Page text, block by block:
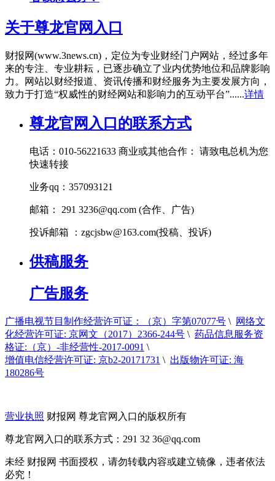
关于尊龙官网入口
财报网(www.3news.cn)，定位为专业财经门户网站，经过多年
来的专注、专业耕耘，已逐步确立了业内优势地位和品牌影响
力。网站以财经报道、资讯传播和财经服务为主要发展方向，
致力于打造“权威性的财经网站和影响力的互动平台”......详情
尊龙官网入口的联系方式
电话：010-56221633 商业或其他合作： 请致电总机为您
快速转接
业务qq：357093121
邮箱： 291 3236@qq.com (合作、广告)
投诉邮箱 ： zgcjsbw@163.com(投稿、投诉)
供稿服务
广告服务
广播电视节目制作经营许可证：（京）字第07077号 \ 网络文
化经营许可证: 京网文（2017）2366-244号 \ 药品信息服务资
格证:（京）-非经营性-2017-0091 \
增值电信经营许可证: 京b2-20171731 \ 出版物许可证: 海
180286号
营业执照 财报网 尊龙官网入口的版权所有
尊龙官网入口的联系方式：291 32 36@qq.com
未经 财报网 书面授权，请勿转载内容或建立镜像，违者依法
必究！